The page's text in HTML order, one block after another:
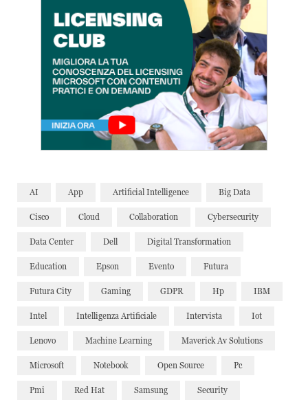
AI App Artificial Intelligence Big Data
Cisco Cloud Collaboration Cybersecurity
Data Center Dell Digital Transformation
Education Epson Evento Futura
Futura City Gaming GDPR Hp IBM
Intel Intelligenza Artificiale Intervista Iot
Lenovo Machine Learning Maverick Av Solutions
Microsoft Notebook Open Source Pc
Pmi Red Hat Samsung Security